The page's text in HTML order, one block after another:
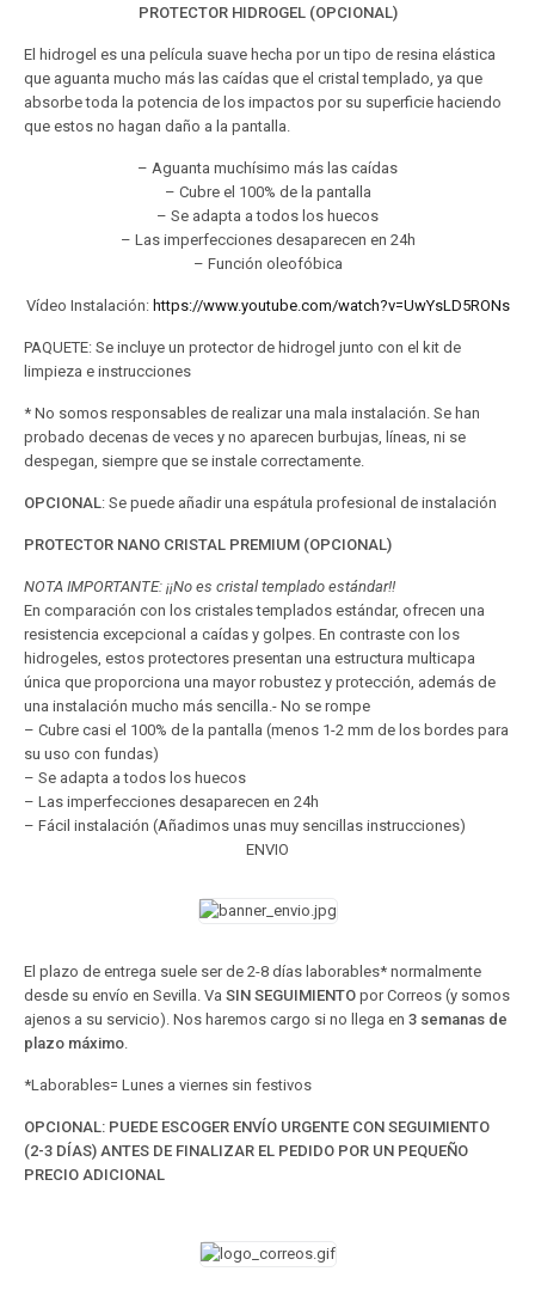
PROTECTOR HIDROGEL (OPCIONAL)
El hidrogel es una película suave hecha por un tipo de resina elástica
que aguanta mucho más las caídas que el cristal templado, ya que
absorbe toda la potencia de los impactos por su superficie haciendo
que estos no hagan daño a la pantalla.
– Aguanta muchísimo más las caídas
– Cubre el 100% de la pantalla
– Se adapta a todos los huecos
– Las imperfecciones desaparecen en 24h
– Función oleofóbica
Vídeo Instalación: https://www.youtube.com/watch?v=UwYsLD5RONs
PAQUETE: Se incluye un protector de hidrogel junto con el kit de
limpieza e instrucciones
* No somos responsables de realizar una mala instalación. Se han
probado decenas de veces y no aparecen burbujas, líneas, ni se
despegan, siempre que se instale correctamente.
OPCIONAL: Se puede añadir una espátula profesional de instalación
PROTECTOR NANO CRISTAL PREMIUM (OPCIONAL)
NOTA IMPORTANTE: ¡¡No es cristal templado estándar!!
En comparación con los cristales templados estándar, ofrecen una
resistencia excepcional a caídas y golpes. En contraste con los
hidrogeles, estos protectores presentan una estructura multicapa
única que proporciona una mayor robustez y protección, además de
una instalación mucho más sencilla.- No se rompe
– Cubre casi el 100% de la pantalla (menos 1-2 mm de los bordes para
su uso con fundas)
– Se adapta a todos los huecos
– Las imperfecciones desaparecen en 24h
– Fácil instalación (Añadimos unas muy sencillas instrucciones)
ENVIO
El plazo de entrega suele ser de 2-8 días laborables* normalmente
desde su envío en Sevilla. Va SIN SEGUIMIENTO por Correos (y somos
ajenos a su servicio). Nos haremos cargo si no llega en 3 semanas de
plazo máximo
*Laborables= Lunes a viernes sin festivos
OPCIONAL: PUEDE ESCOGER ENVÍO URGENTE CON SEGUIMIENTO
(2-3 DÍAS) ANTES DE FINALIZAR EL PEDIDO POR UN PEQUEÑO
PRECIO ADICIONAL